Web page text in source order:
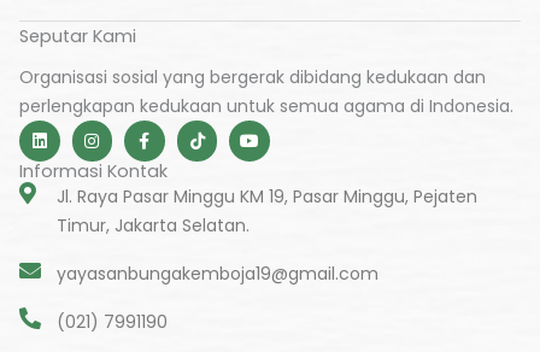
Seputar Kami
Organisasi sosial yang bergerak dibidang kedukaan dan
perlengkapan kedukaan untuk semua agama di Indonesia.
L
i
n
k
I
n
s
t
a
g
r
F
a
c
e
b
o
f
T
i
k
o
k
Y
o
u
u
e
Informasi Kontak
Jl. Raya Pasar Minggu KM 19, Pasar Minggu, Pejaten
Timur, Jakarta Selatan.
yayasanbungakemboja19@gmail.com
(021) 7991190